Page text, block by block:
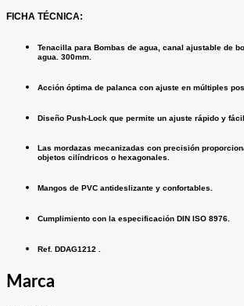
FICHA TÉCNICA:
Tenacilla para Bombas de agua, canal ajustable de
agua. 300mm.
Acción óptima de palanca con ajuste en múltiples
Diseño Push-Lock que permite un ajuste rápido y fácil.
Las mordazas mecanizadas con precisión
objetos cilíndricos o hexagonales.
Mangos de PVC antideslizante y confortables.
Cumplimiento con la especificación DIN ISO 8976.
Ref. DDAG1212 .
Marca